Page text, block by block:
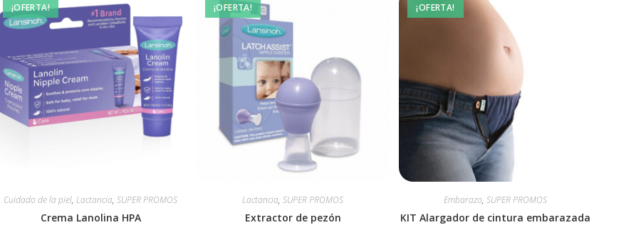
¡OFERTA!
Cuidado de la piel,Lactancia,SUPER PROMOS
Crema Lanolina HPA
¡OFERTA!
Lactancia,SUPER PROMOS
Extractor de pezón
¡OFERTA!
Embarazo,SUPER PROMOS
KIT Alargador de cintura embarazada